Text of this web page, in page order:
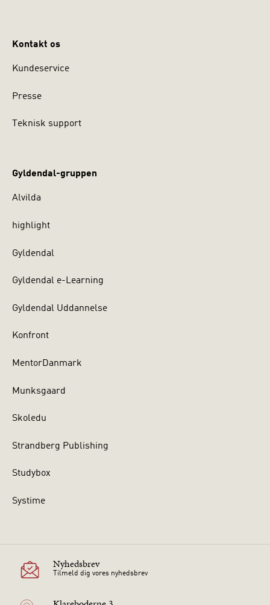
Kontakt os
Kundeservice
Presse
Teknisk support
Gyldendal-gruppen
Alvilda
highlight
Gyldendal
Gyldendal e-Learning
Gyldendal Uddannelse
Konfront
MentorDanmark
Munksgaard
Skoledu
Strandberg Publishing
Studybox
Systime
Nyhedsbrev
Tilmeld dig vores nyhedsbrev